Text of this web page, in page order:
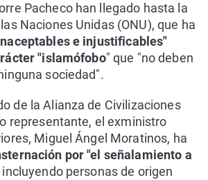
Pacheco han llegado hasta la
Naciones Unidas (ONU), que ha
e injustificables"
"islamófobo" que "no deben
sociedad".
de la Alianza de Civilizaciones
representante, el exministro
Miguel Ángel Moratinos, ha
por "el señalamiento a
incluyendo personas de origen